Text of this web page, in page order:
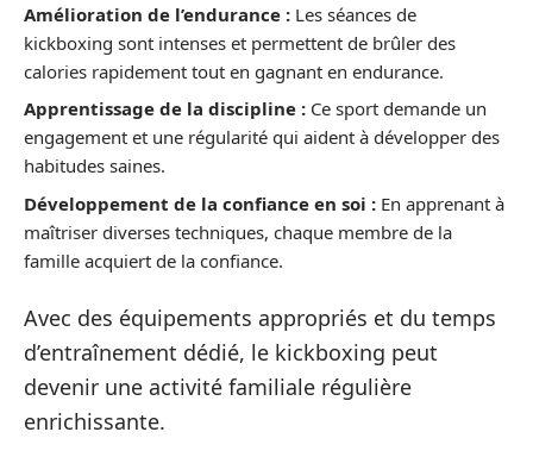
Amélioration de l’endurance : Les séances de
kickboxing sont intenses et permettent de brûler des
calories rapidement tout en gagnant en endurance.
Apprentissage de la discipline : Ce sport demande un
engagement et une régularité qui aident à développer des
habitudes saines.
Développement de la confiance en soi : En apprenant à
maîtriser diverses techniques, chaque membre de la
famille acquiert de la confiance.
Avec des équipements appropriés et du temps
d’entraînement dédié, le kickboxing peut
devenir une activité familiale régulière
enrichissante.